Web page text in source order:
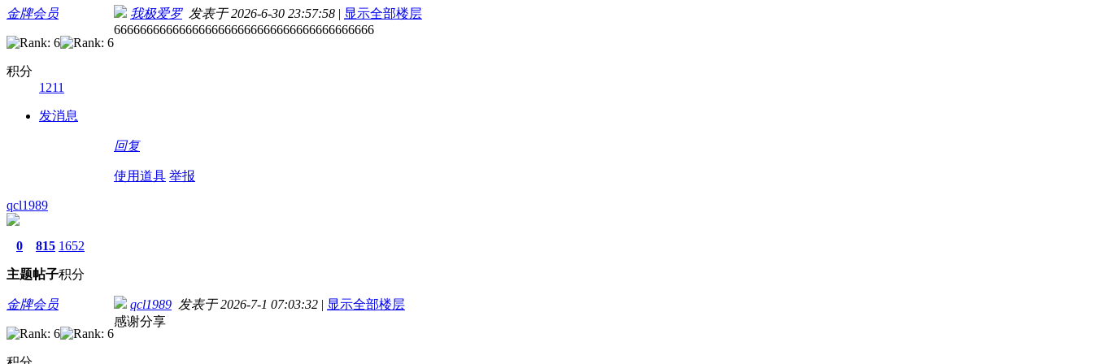
金牌会员
积分
1211
发消息
我极爱罗发表于 2026-6-30 23:57:58 | 显示全部楼层
6666666666666666666666666666666666666666
回复
使用道具 举报
qcl1989
0
主题
815
帖子
1652
积分
金牌会员 qcl1989 发表于 2026-7-1 07:03:32 | 显示全部楼层
感谢分享